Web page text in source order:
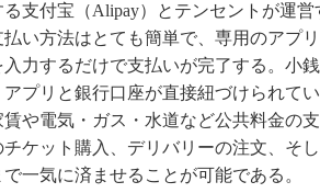
支付宝（Alipay）とテンセントが運営
払い方法はとても簡単で、専用のアプ
力するだけで支払いが完了する。小
プリと銀行口座が直接紐づけられて
や電気・ガス・水道など公共料金の
ケット購入、デリバリーの注文、そ
一気に済ませることが可能である。